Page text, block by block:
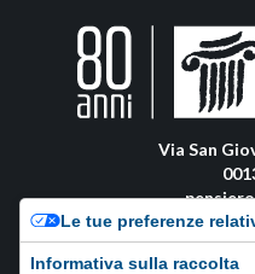
Via San
Le tue preferenze
Informativa sulla raccolta